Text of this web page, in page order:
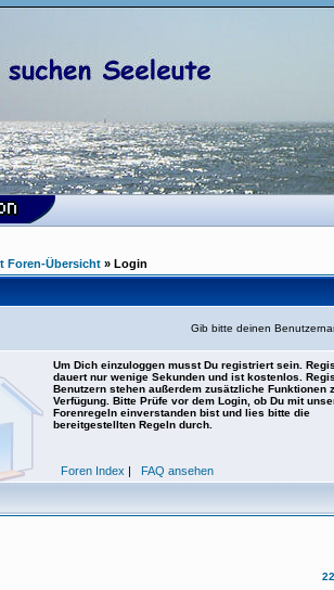
Foren-Übersicht » Login
Gib bitte deinen
Um Dich einzuloggen musst Du registriert sein.
dauert nur wenige Sekunden und ist kostenlos.
Benutzern stehen außerdem zusätzliche Funktionen
Verfügung. Bitte Prüfe vor dem Login, ob Du mit
Forenregeln einverstanden bist und lies bitte die
bereitgestellten Regeln durch.
Foren Index | FAQ ansehen